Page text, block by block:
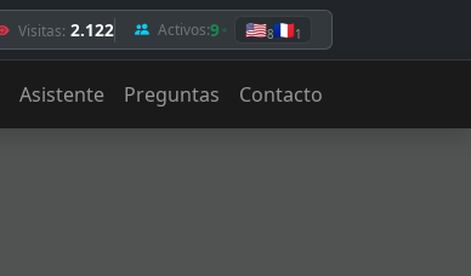
Visitas: 2.122 Activos:9 🇺🇸8🇫🇷1
Asistente Preguntas Contacto